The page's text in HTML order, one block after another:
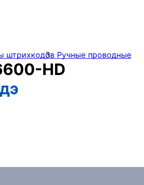
штрихкодов Ручные проводные
HD